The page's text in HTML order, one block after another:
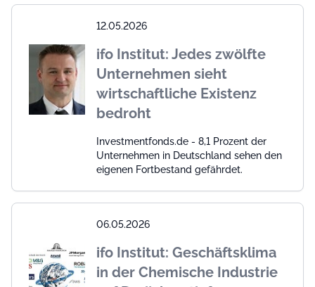
12.05.2026
ifo Institut: Jedes zwölfte
Unternehmen sieht
wirtschaftliche Existenz
bedroht
Investmentfonds.de - 8,1 Prozent der
Unternehmen in Deutschland sehen den
eigenen Fortbestand gefährdet.
06.05.2026
ifo Institut: Geschäftsklima
in der Chemische Industrie